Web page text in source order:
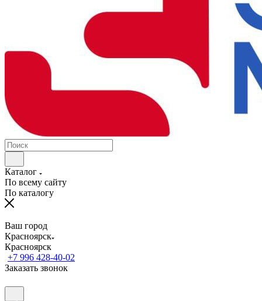
Каталог
По всему сайту
По каталогу
Ваш город
Красноярск
Красноярск
+7 996 428-40-02
Заказать звонок